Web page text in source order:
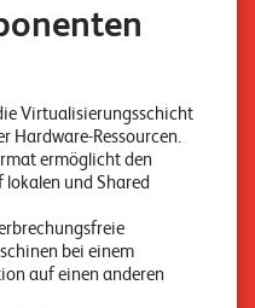
e
n
e
h
m
e
Virtualisierungsschicht
Hardware-Ressourcen.
ermöglicht den
und Shared
bei einem
auf einen anderen